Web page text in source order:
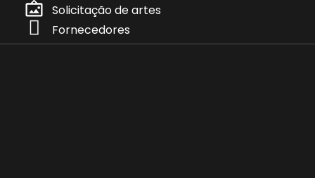
Solicitação de artes
Fornecedores